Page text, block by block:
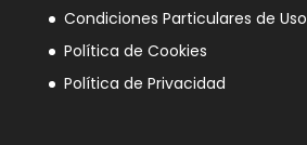
Condiciones Particulares de Uso
Política de Cookies
Política de Privacidad